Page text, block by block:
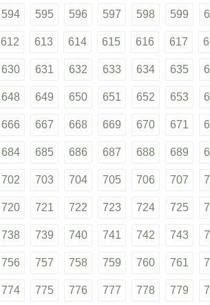
594 595 596 597 598 599
612 613 614 615 616 617
630 631 632 633 634 635
648 649 650 651 652 653
666 667 668 669 670 671
684 685 686 687 688 689
702 703 704 705 706 707
720 721 722 723 724 725
738 739 740 741 742 743
756 757 758 759 760 761
774 775 776 777 778 779